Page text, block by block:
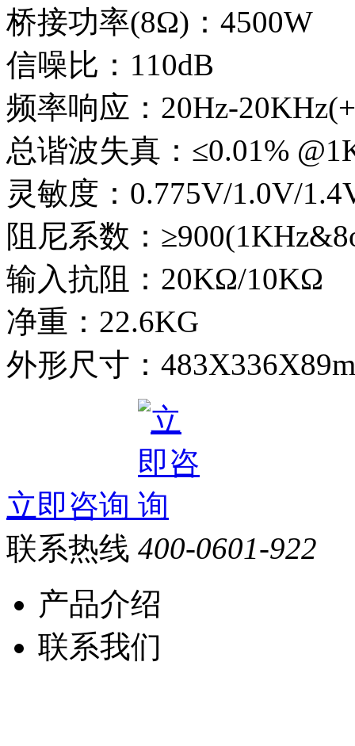
桥接功率(8Ω)：4500W
信噪比：110dB
频率响应：20Hz-
总谐波失真：≤0.01%
灵敏度：0.775V/1.0V/
阻尼系数：
输入抗阻：20KΩ/10KΩ
净重：22.6KG
外形尺寸：
立即咨询
联系热线 400-0601-922
产品介绍
联系我们